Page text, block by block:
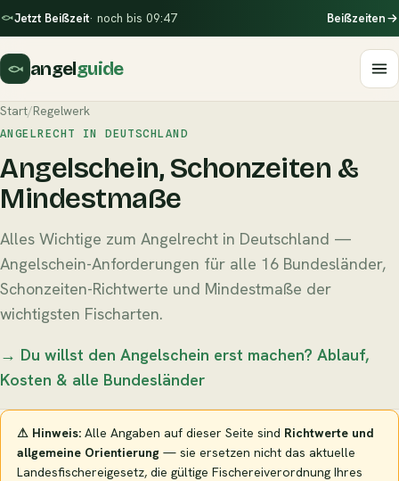
Jetzt Beißzeit· noch bis 09:47 Beißzeiten
angelguide
Start/Regelwerk
ANGELRECHT IN DEUTSCHLAND
Angelschein, Schonzeiten &
Mindestmaße
Alles Wichtige zum Angelrecht in Deutschland —
Angelschein-Anforderungen für alle 16 Bundesländer,
Schonzeiten-Richtwerte und Mindestmaße der
wichtigsten Fischarten.
→ Du willst den Angelschein erst machen? Ablauf,
Kosten & alle Bundesländer
⚠ Hinweis: Alle Angaben auf dieser Seite sind Richtwerte und
allgemeine Orientierung — sie ersetzen nicht das aktuelle
Landesfischereigesetz, die gültige Fischereiverordnung Ihres